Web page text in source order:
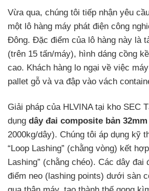
Vừa qua, chúng tôi tiếp nhận yêu
một lô hàng máy phát điện công
Đông. Đặc điểm của lô hàng này là
(trên 15 tấn/máy), hình dáng cồng
cao. Khách hàng lo ngại về việc
pallet gỗ và va đập vào vách
Giải pháp của HLVINA tại kho SEC
dụng dây đai composite bản 32mm
2000kg/dây). Chúng tôi áp dụng kỹ
“Loop Lashing” (chằng vòng) kết
Lashing” (chằng chéo). Các dây
điểm neo (lashing points) dưới sàn